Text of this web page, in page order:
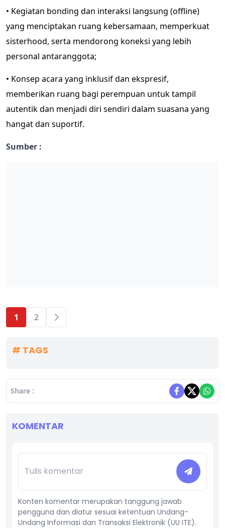
• Kegiatan bonding dan interaksi langsung (offline)
yang menciptakan ruang kebersamaan, memperkuat
sisterhood, serta mendorong koneksi yang lebih
personal antaranggota;
• Konsep acara yang inklusif dan ekspresif,
memberikan ruang bagi perempuan untuk tampil
autentik dan menjadi diri sendiri dalam suasana yang
hangat dan suportif.
Sumber :
1 2
# TAGS
Share :
KOMENTAR
Konten komentar merupakan tanggung jawab
pengguna dan diatur sesuai ketentuan Undang-
Undang Informasi dan Transaksi Elektronik (UU ITE).